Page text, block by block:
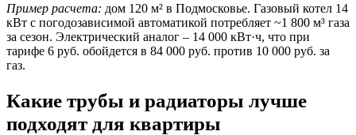
Пример расчета: дом 120 м² в Подмосковье. Газовый котел 14
кВт с погодозависимой автоматикой потребляет ~1 800 м³ газа
за сезон. Электрический аналог – 14 000 кВт·ч, что при
тарифе 6 руб. обойдется в 84 000 руб. против 10 000 руб. за
газ.
Какие трубы и радиаторы лучше
подходят для квартиры